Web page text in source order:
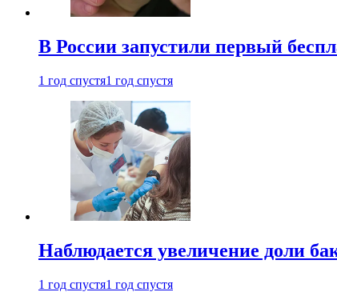
В России запустили первый
1 год спустя1 год спустя
Наблюдается увеличение доли
1 год спустя1 год спустя